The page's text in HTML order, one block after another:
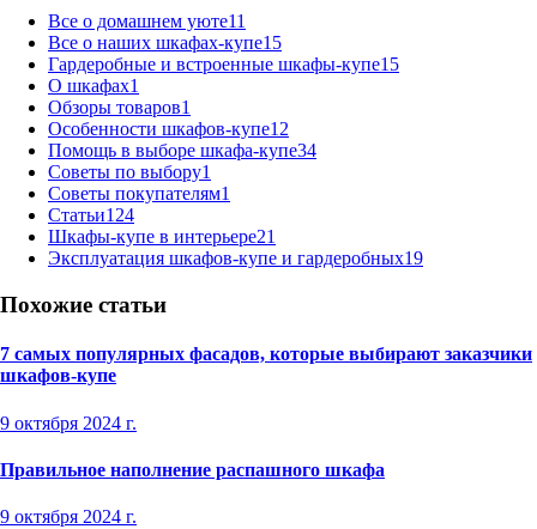
Все о домашнем уюте11
Все о наших шкафах-купе15
Гардеробные и встроенные шкафы-купе15
О шкафах1
Обзоры товаров1
Особенности шкафов-купе12
Помощь в выборе шкафа-купе34
Советы по выбору1
Советы покупателям1
Статьи124
Шкафы-купе в интерьере21
Эксплуатация шкафов-купе и гардеробных19
Похожие статьи
7 самых популярных фасадов, которые выбирают заказчики
шкафов-купе
9 октября 2024 г.
Правильное наполнение распашного шкафа
9 октября 2024 г.